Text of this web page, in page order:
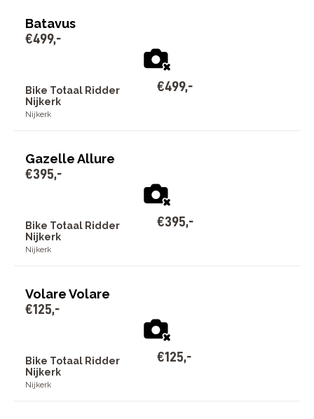
Batavus
€499,-
Bike Totaal Ridder
Nijkerk
Nijkerk
€499,-
Gazelle Allure
€395,-
Bike Totaal Ridder
Nijkerk
Nijkerk
€395,-
Volare Volare
€125,-
Bike Totaal Ridder
Nijkerk
Nijkerk
€125,-